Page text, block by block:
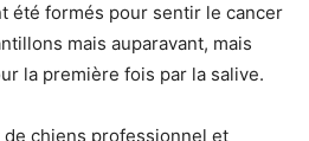
été formés pour sentir le cancer
mais auparavant, mais
la première fois par la salive.
chiens professionnel et